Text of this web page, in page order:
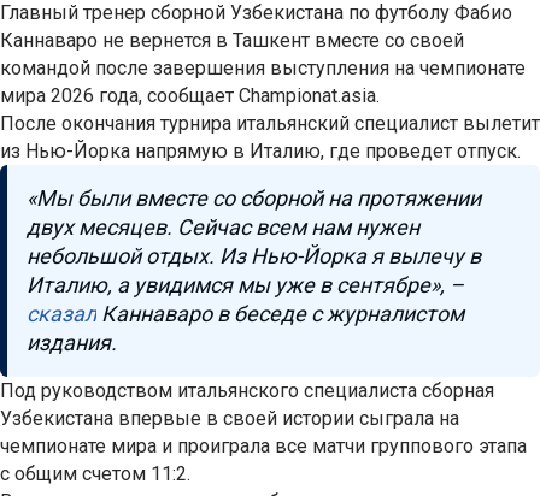
Главный тренер сборной Узбекистана по футболу Фабио
Каннаваро не вернется в Ташкент вместе со своей
командой после завершения выступления на чемпионате
мира 2026 года, сообщает Championat.asia.
После окончания турнира итальянский специалист вылетит
из Нью-Йорка напрямую в Италию, где проведет отпуск.
«Мы были вместе со сборной на протяжении
двух месяцев. Сейчас всем нам нужен
небольшой отдых. Из Нью-Йорка я вылечу в
Италию, а увидимся мы уже в сентябре», –
сказал Каннаваро в беседе с журналистом
издания.
Под руководством итальянского специалиста сборная
Узбекистана впервые в своей истории сыграла на
чемпионате мира и проиграла все матчи группового этапа
с общим счетом 11:2.